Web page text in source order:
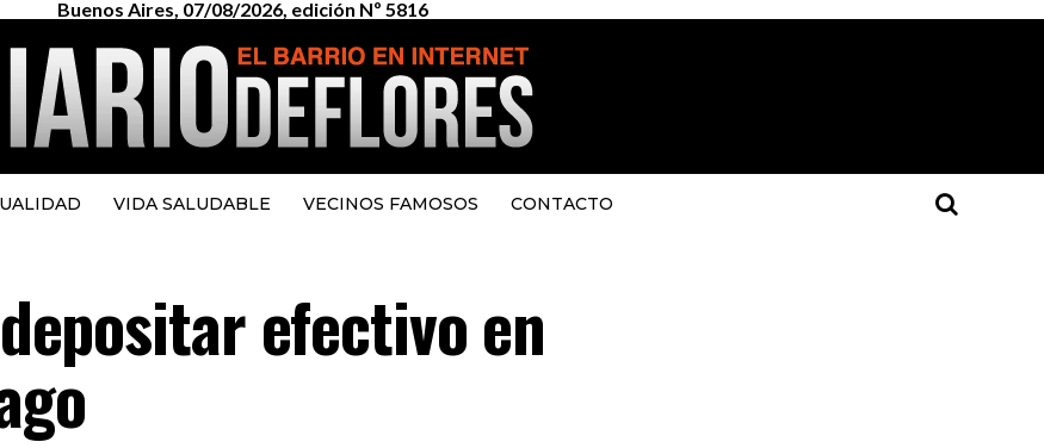
Buenos Aires, 07/08/2026, edición Nº 5816
VIDA SALUDABLE VECINOS FAMOSOS CONTACTO
efectivo en